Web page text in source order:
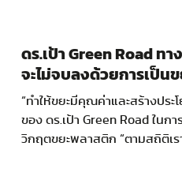
ดร.เป้า Green Road ท
จะไม่จบลงด้วยการเป็น
“ทำให้ขยะมีคุณค่าและสร้างประ
ของ ดร.เป้า Green Road ในก
วิกฤตขยะพลาสติก “ตามสถิติเ